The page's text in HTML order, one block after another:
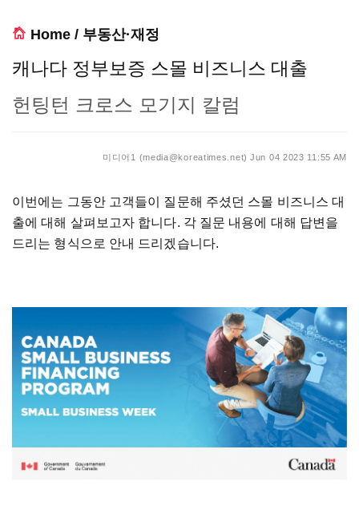
Home / 부동산·재정
캐나다 정부보증 스몰 비즈니스 대출
헌팅턴 크로스 모기지 칼럼
미디어1 (media@koreatimes.net) Jun 04 2023 11:55 AM
이번에는 그동안 고객들이 질문해 주셨던 스몰 비즈니스 대
출에 대해 살펴보고자 합니다. 각 질문 내용에 대해 답변을
드리는 형식으로 안내 드리겠습니다.